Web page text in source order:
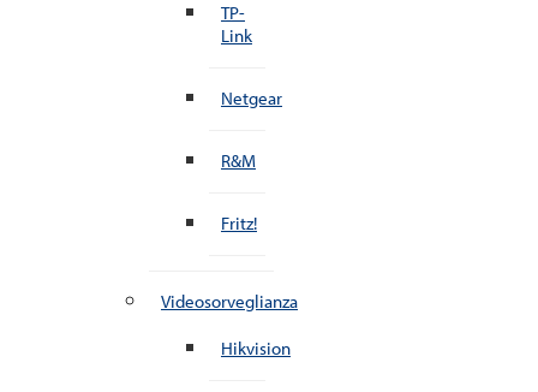
TP-
Link
Netgear
R&M
Fritz!
Videosorveglianza
Hikvision